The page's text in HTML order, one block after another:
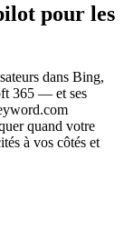
pour les
dans Bing,
365 — et ses
quand votre
à vos côtés et